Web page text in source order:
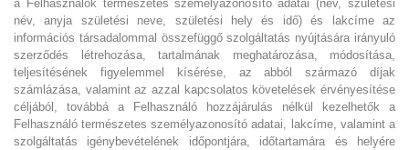
a Felhasználók természetes személyazonosító adatai (név, születési
név, anyja születési neve, születési hely és idő) és lakcíme az
információs társadalommal összefüggő szolgáltatás nyújtására irányuló
szerződés létrehozása, tartalmának meghatározása, módosítása,
teljesítésének figyelemmel kísérése, az abból származó díjak
számlázása, valamint az azzal kapcsolatos követelések érvényesítése
céljából, továbbá a Felhasználó hozzájárulás nélkül kezelhetők a
Felhasználó természetes személyazonosító adatai, lakcíme, valamint a
szolgáltatás igénybevételének időpontjára, időtartamára és helyére